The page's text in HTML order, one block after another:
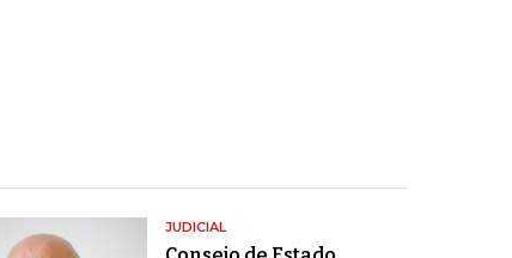
JUDICIAL